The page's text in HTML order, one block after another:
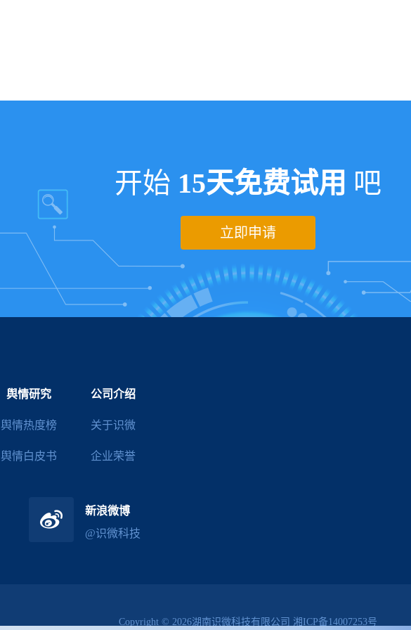
开始 15天免费试用 吧
立即申请
舆情研究
舆情热度榜
舆情白皮书
公司介绍
关于识微
企业荣誉
新浪微博
@识微科技
Copyright © 2026湖南识微科技有限公司 湘ICP备14007253号